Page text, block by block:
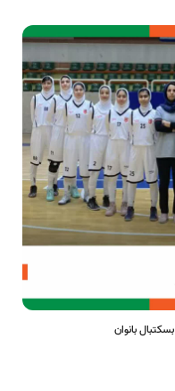
بسکتبال بانوان